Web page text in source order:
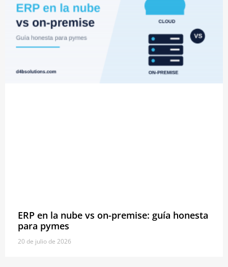
ERP en la nube vs on-premise: guía honesta
para pymes
20 de julio de 2026